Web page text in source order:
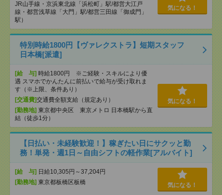
JR山手線・京浜東北線「浜松町」駅/都営大江戸
線・都営浅草線「⼤⾨」駅/都営三田線「御成⾨」
駅）
気になる！
特別時給1800円【ヴァレクストラ】短期スタッフ
日本橋[派遣]
[給 与] 時給1800円 ※ご経験・スキルにより優
遇 スマホでかんたんに前払いで給与が受け取れま
す（※上限、条件あり）
[交通費]交通費全額支給（規定あり）
[勤務地] 東京都中央区 東京メトロ 日本橋駅から直
結（徒歩1分）
気になる！
【日払い・未経験歓迎！】稼ぎたい日にサクッと勤
務！単発・週1日～自由シフトの軽作業[アルバイト]
[給 与] 日給10,305円～37,204円
[勤務地] 東京都板橋区板橋 気になる！